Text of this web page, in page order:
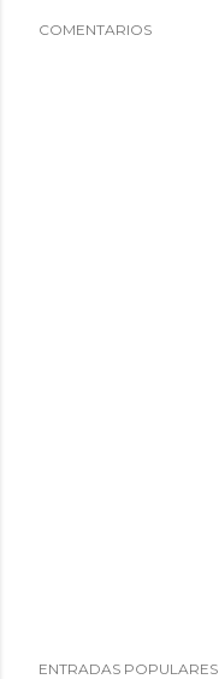
COMENTARIOS
ENTRADAS POPULARES